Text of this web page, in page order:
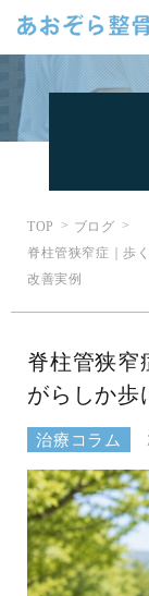
TOP
ブログ
脊柱管狭窄症｜歩
改善実例
脊柱管狭窄
がらしか歩
治療コラム